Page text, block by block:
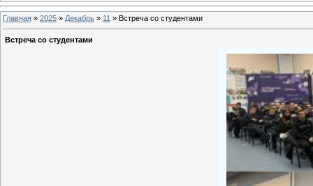
Главная » 2025 » Декабрь » 11 » Встреча со студентами
Встреча со студентами